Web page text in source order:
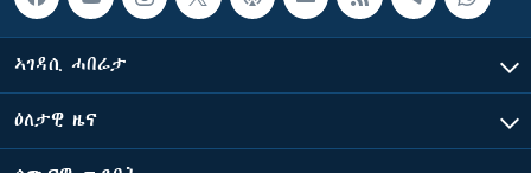
ኣገዳሲ ሓበሬታ
ዕለታዊ ዜና